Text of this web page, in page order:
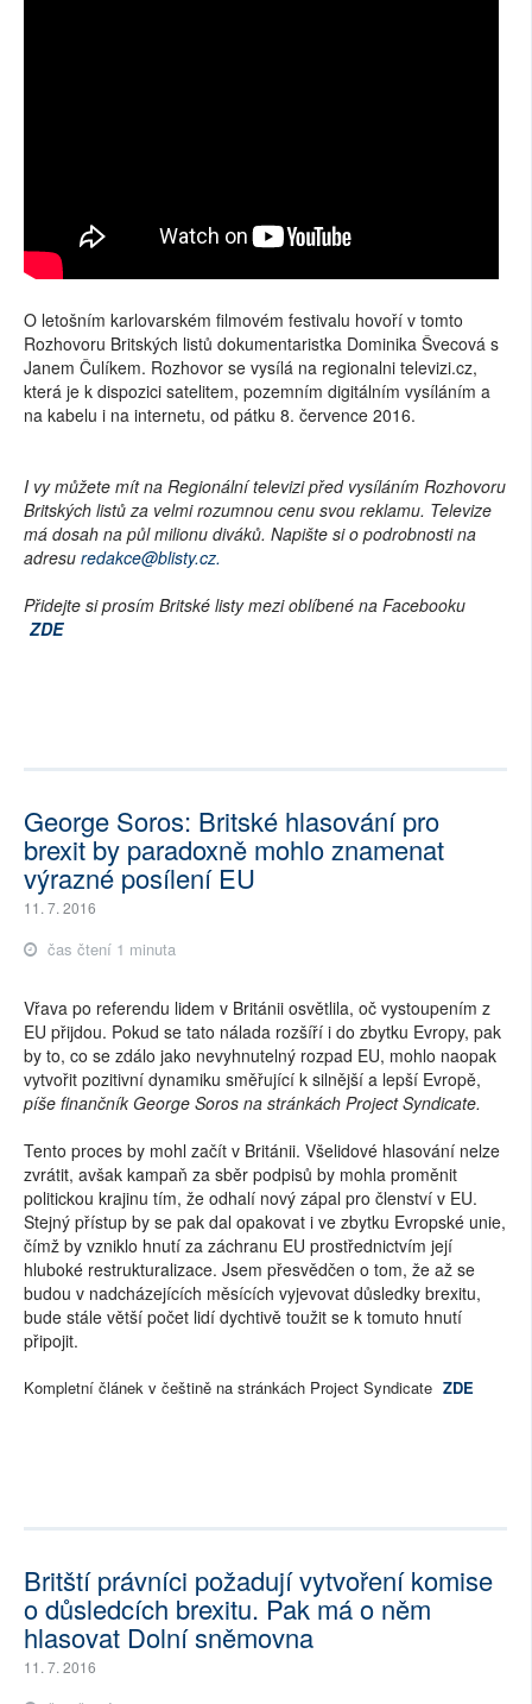
O letošním karlovarském filmovém festivalu hovoří v tomto
Rozhovoru Britských listů dokumentaristka Dominika Švecová s
Janem Čulíkem. Rozhovor se vysílá na regionalni televizi.cz,
která je k dispozici satelitem, pozemním digitálním vysíláním a
na kabelu i na internetu, od pátku 8. července 2016.
I vy můžete mít na Regionální televizi před vysíláním Rozhovoru
Britských listů za velmi rozumnou cenu svou reklamu. Televize
má dosah na půl milionu diváků. Napište si o podrobnosti na
adresu redakce@blisty.cz.
Přidejte si prosím Britské listy mezi oblíbené na Facebooku
ZDE
George Soros: Britské hlasování pro
brexit by paradoxně mohlo znamenat
výrazné posílení EU
11. 7. 2016
čas čtení 1 minuta
Vřava po referendu lidem v Británii osvětlila, oč vystoupením z
EU přijdou. Pokud se tato nálada rozšíří i do zbytku Evropy, pak
by to, co se zdálo jako nevyhnutelný rozpad EU, mohlo naopak
vytvořit pozitivní dynamiku směřující k silnější a lepší Evropě,
píše finančník George Soros na stránkách Project Syndicate.
Tento proces by mohl začít v Británii. Všelidové hlasování nelze
zvrátit, avšak kampaň za sběr podpisů by mohla proměnit
politickou krajinu tím, že odhalí nový zápal pro členství v EU.
Stejný přístup by se pak dal opakovat i ve zbytku Evropské unie,
čímž by vzniklo hnutí za záchranu EU prostřednictvím její
hluboké restrukturalizace. Jsem přesvědčen o tom, že až se
budou v nadcházejících měsících vyjevovat důsledky brexitu,
bude stále větší počet lidí dychtivě toužit se k tomuto hnutí
připojit.
Kompletní článek v češtině na stránkách Project Syndicate ZDE
Britští právníci požadují vytvoření komise
o důsledcích brexitu. Pak má o něm
hlasovat Dolní sněmovna
11. 7. 2016